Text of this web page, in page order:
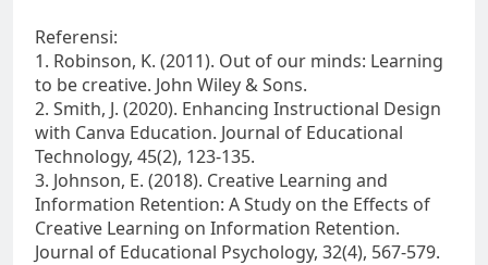
Referensi:
1. Robinson, K. (2011). Out of our minds: Learning
to be creative. John Wiley & Sons.
2. Smith, J. (2020). Enhancing Instructional Design
with Canva Education. Journal of Educational
Technology, 45(2), 123-135.
3. Johnson, E. (2018). Creative Learning and
Information Retention: A Study on the Effects of
Creative Learning on Information Retention.
Journal of Educational Psychology, 32(4), 567-579.